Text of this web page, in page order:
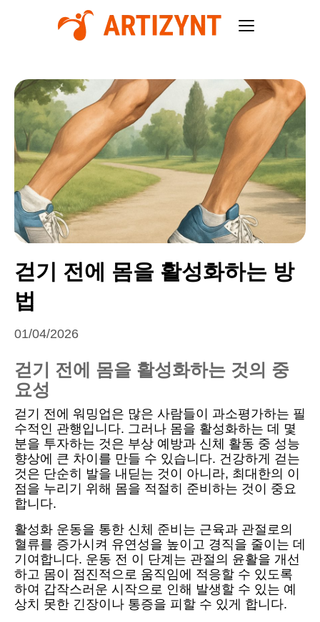
걷기 전에 몸을 활성화하는 방
법
01/04/2026
걷기 전에 몸을 활성화하는 것의 중
요성
걷기 전에 워밍업은 많은 사람들이 과소평가하는 필
수적인 관행입니다. 그러나 몸을 활성화하는 데 몇
분을 투자하는 것은 부상 예방과 신체 활동 중 성능
향상에 큰 차이를 만들 수 있습니다. 건강하게 걷는
것은 단순히 발을 내딛는 것이 아니라, 최대한의 이
점을 누리기 위해 몸을 적절히 준비하는 것이 중요
합니다.
활성화 운동을 통한 신체 준비는 근육과 관절로의
혈류를 증가시켜 유연성을 높이고 경직을 줄이는 데
기여합니다. 운동 전 이 단계는 관절의 윤활을 개선
하고 몸이 점진적으로 움직임에 적응할 수 있도록
하여 갑작스러운 시작으로 인해 발생할 수 있는 예
상치 못한 긴장이나 통증을 피할 수 있게 합니다.